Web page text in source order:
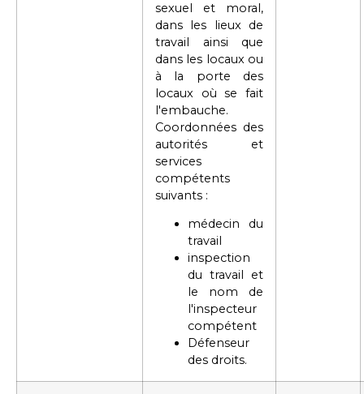
sexuel et moral,
dans les lieux de
travail ainsi que
dans les locaux ou
à la porte des
locaux où se fait
l'embauche.
Coordonnées des
autorités et
services
compétents
suivants :
médecin du
travail
inspection
du travail et
le nom de
l'inspecteur
compétent
Défenseur
des droits.